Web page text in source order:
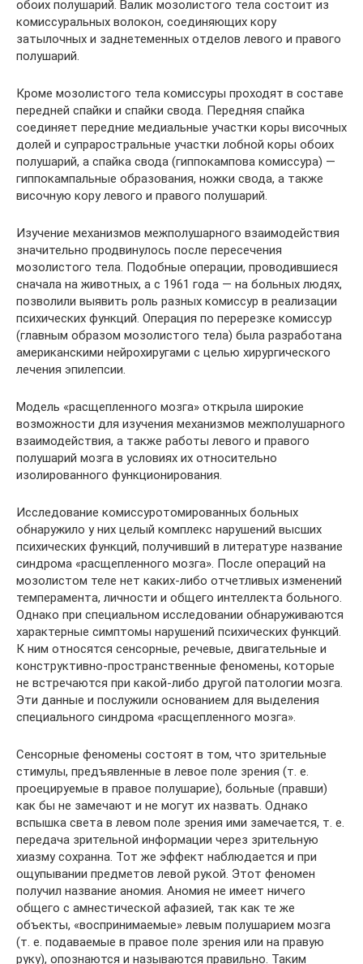
обоих полушарий. Валик мозолистого тела состоит из
комиссуральных волокон, соединяющих кору
затылочных и заднетеменных отделов левого и правого
полушарий.
Кроме мозолистого тела комиссуры проходят в составе
передней спайки и спайки свода. Передняя спайка
соединяет передние медиальные участки коры височных
долей и супраростральные участки лобной коры обоих
полушарий, а спайка свода (гиппокампова комиссура) —
гиппокампальные образования, ножки свода, а также
височную кору левого и правого полушарий.
Изучение механизмов межполушарного взаимодействия
значительно продвинулось после пересечения
мозолистого тела. Подобные операции, проводившиеся
сначала на животных, а с 1961 года — на больных людях,
позволили выявить роль разных комиссур в реализации
психических функций. Операция по перерезке комиссур
(главным образом мозолистого тела) была разработана
американскими нейрохиругами с целью хирургического
лечения эпилепсии.
Модель «расщепленного мозга» открыла широкие
возможности для изучения механизмов межполушарного
взаимодействия, а также работы левого и правого
полушарий мозга в условиях их относительно
изолированного функционирования.
Исследование комиссуротомированных больных
обнаружило у них целый комплекс нарушений высших
психических функций, получивший в литературе название
синдрома «расщепленного мозга». После операций на
мозолистом теле нет каких-либо отчетливых изменений
темперамента, личности и общего интеллекта больного.
Однако при специальном исследовании обнаруживаются
характерные симптомы нарушений психических функций.
К ним относятся сенсорные, речевые, двигательные и
конструктивно-пространственные феномены, которые
не встречаются при какой-либо другой патологии мозга.
Эти данные и послужили основанием для выделения
специального синдрома «расщепленного мозга».
Сенсорные феномены состоят в том, что зрительные
стимулы, предъявленные в левое поле зрения (т. е.
проецируемые в правое полушарие), больные (правши)
как бы не замечают и не могут их назвать. Однако
вспышка света в левом поле зрения ими замечается, т. е.
передача зрительной информации через зрительную
хиазму сохранна. Тот же эффект наблюдается и при
ощупывании предметов левой рукой. Этот феномен
получил название аномия. Аномия не имеет ничего
общего с амнестической афазией, так как те же
объекты, «воспринимаемые» левым полушарием мозга
(т. е. подаваемые в правое поле зрения или на правую
руку), опознаются и называются правильно. Таким